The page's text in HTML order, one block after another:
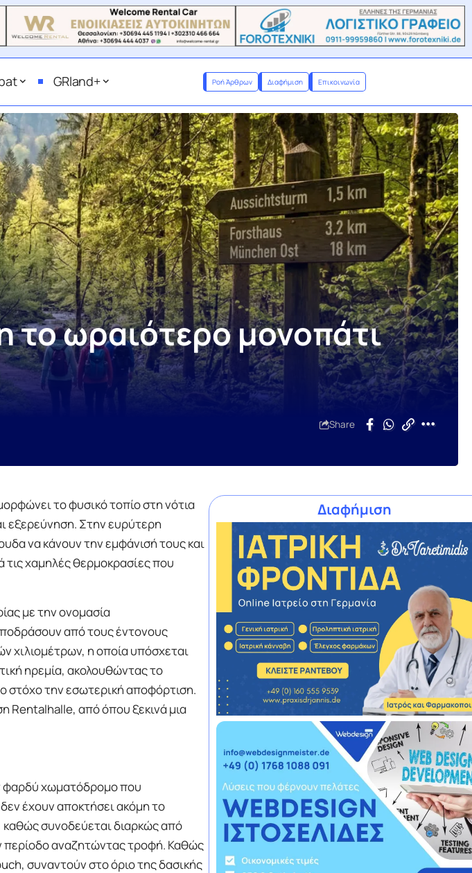
GRland+ Ροή Άρθρων Διαφήμιση Επικοινωνία
το ωραιότερο μονοπάτι
Share
το φυσικό τοπίο στη νότια
εξερεύνηση. Στην ευρύτερη
να κάνουν την εμφάνισή τους και
τις χαμηλές θερμοκρασίες που
με την ονομασία
από τους έντονους
χιλιομέτρων, η οποία υπόσχεται
ηρεμία, ακολουθώντας το
την εσωτερική αποφόρτιση.
Rentalhalle, από όπου ξεκινά μια
φαρδύ χωματόδρομο που
έχουν αποκτήσει ακόμη το
καθώς συνοδεύεται διαρκώς από
περίοδο αναζητώντας τροφή. Καθώς
συναντούν στο όριο της δασικής
Διαφήμιση